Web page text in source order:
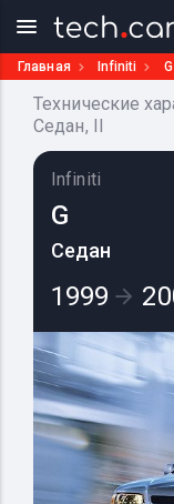
Главная Infiniti G
Технические
Седан, II
Infiniti
G
Седан
1999